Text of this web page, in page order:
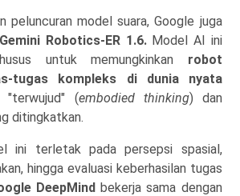
peluncuran model suara, Google juga
Gemini Robotics-ER 1.6.Model AI ini
untuk memungkinkan robot
tugas kompleks di dunia nyata
"terwujud" (embodied thinking) dan
ditingkatkan.
ini terletak pada persepsi spasial,
hingga evaluasi keberhasilan tugas
DeepMind bekerja sama dengan